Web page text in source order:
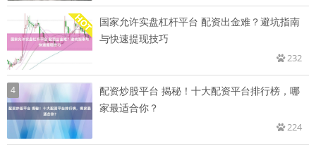
国家允许实盘杠杆平台 配资出金难？避坑指南
与快速提现技巧
232
4
配资炒股平台 揭秘！十大配资平台排行榜，哪
家最适合你？
224